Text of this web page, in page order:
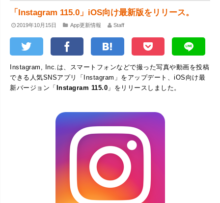
「Instagram 115.0」iOS向け最新版をリリース。
2019年10月15日 App更新情報 Staff
Instagram, Inc.は、スマートフォンなどで撮った写真や動画を投稿
できる人気SNSアプリ「Instagram」をアップデート、iOS向け最
新バージョン「Instagram 115.0 」をリリースしました。